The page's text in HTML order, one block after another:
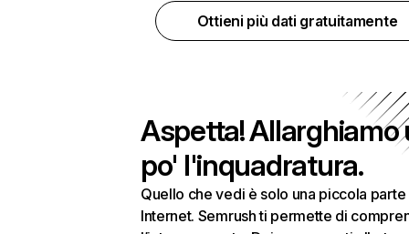
Ottieni più dati gratuitamente
Aspetta! Allarghiamo
po' l'inquadratura.
Quello che vedi è solo una piccola parte
Internet. Semrush ti permette di